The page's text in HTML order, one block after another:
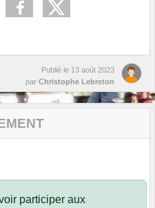
Publié le 13 août 2023
par Christophe Lebreton
participer aux